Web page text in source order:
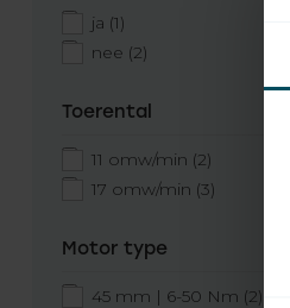
ja (1)
nee (2)
Toerental
11 omw/min (2)
17 omw/min (3)
Motor type
45 mm | 6-50 Nm (2)